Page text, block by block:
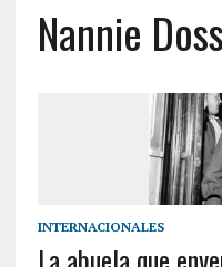
Nannie Doss
INTERNACIONALES